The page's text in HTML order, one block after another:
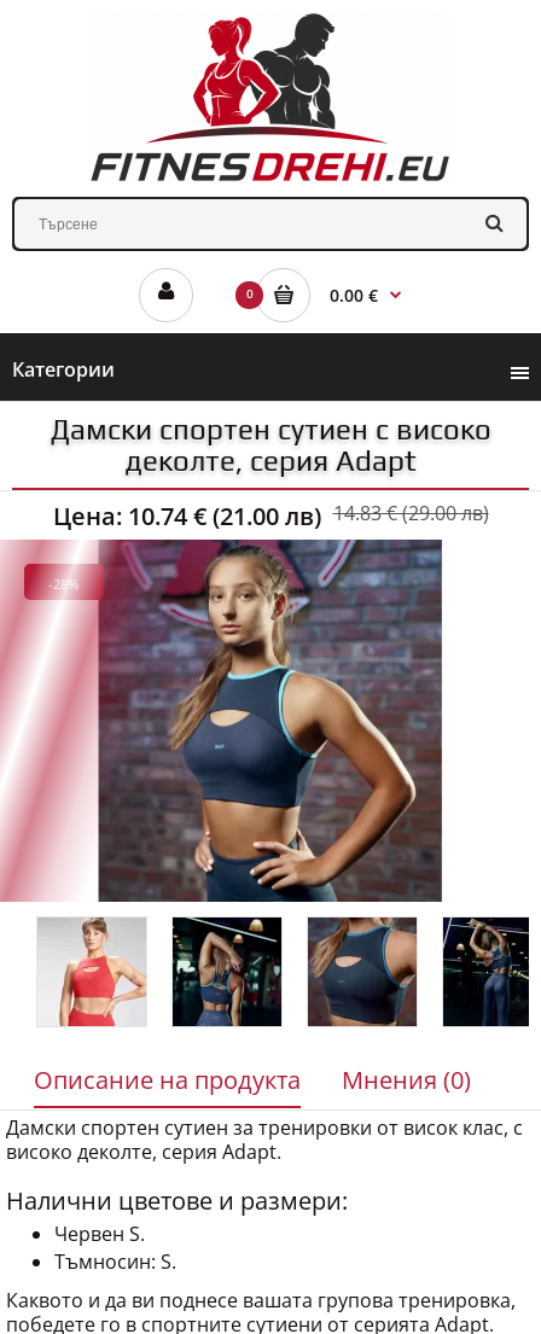
0 0.00 €
Категории
Дамски спортен сутиен с високо
деколте, серия Adapt
Цена: 10.74 € (21.00 лв) 14.83 € (29.00 лв)
-28%
Описание на продукта Мнения (0)
Дамски спортен сутиен за тренировки от висок клас, с
високо деколте, серия Adapt.
Налични цветове и размери:
Червен S.
Тъмносин: S.
Каквото и да ви поднесе вашата групова тренировка,
победете го в спортните сутиени от серията Adapt.